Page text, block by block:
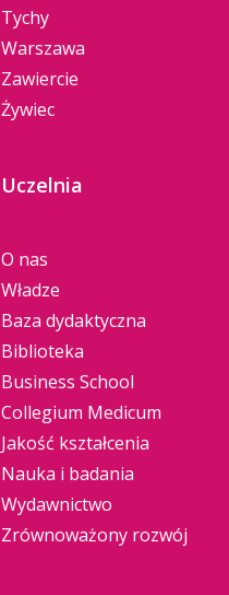
Tychy
Warszawa
Zawiercie
Żywiec
Uczelnia
O nas
Władze
Baza dydaktyczna
Biblioteka
Business School
Collegium Medicum
Jakość kształcenia
Nauka i badania
Wydawnictwo
Zrównoważony rozwój